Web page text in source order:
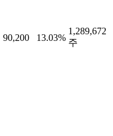
90,200 13.03%
1,289,672
주